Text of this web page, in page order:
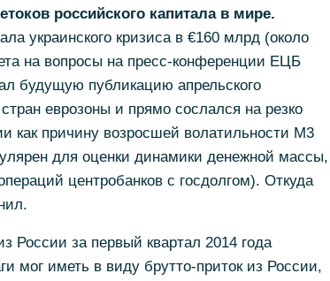
российского капитала в мире.
украинского кризиса в €160 млрд (около
на вопросы на пресс-конференции ЕЦБ
будущую публикацию апрельского
еврозоны и прямо сослался на резко
как причину возросшей волатильности M3
для оценки динамики денежной массы,
центробанков с госдолгом). Откуда
России за первый квартал 2014 года
мог иметь в виду брутто-приток из России,